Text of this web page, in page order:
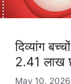
दिव्यांग
2.41 लाख
May 10, 2026